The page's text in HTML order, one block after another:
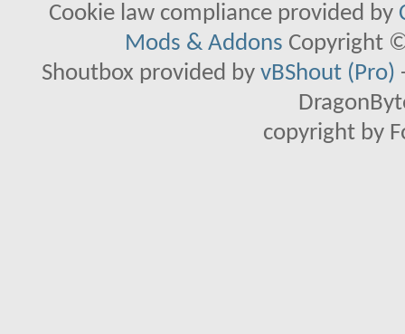
Cookie law compliance provided by
Mods & Addons Copyright
Shoutbox provided by vBShout (Pro)
copyright by